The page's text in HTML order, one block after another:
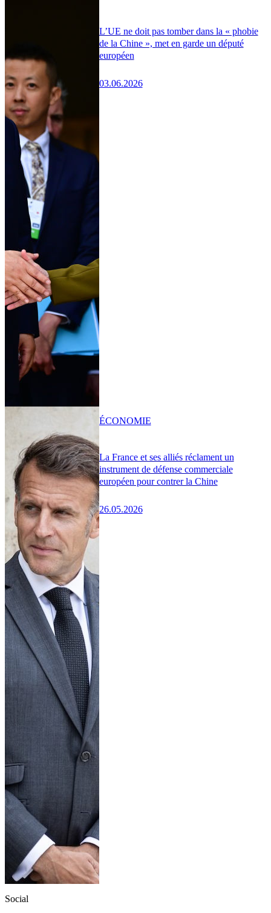
L’UE ne doit pas tomber dans la « phobie
de la Chine », met en garde un député
européen
03.06.2026
La France et ses alliés réclament un
instrument de défense commerciale
européen pour contrer la Chine
26.05.2026
ÉCONOMIE
Social